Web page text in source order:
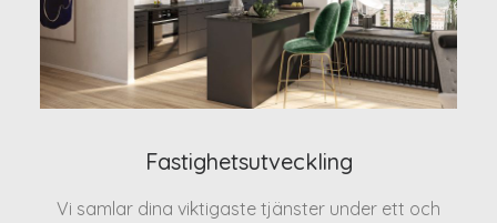
Fastighetsutveckling
Vi samlar dina viktigaste tjänster under ett och